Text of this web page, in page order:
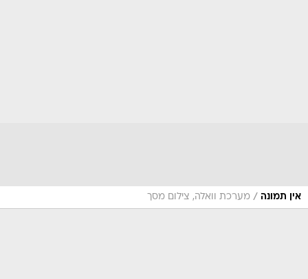
אין תמונה / מערכת וואלה, צילום מסך